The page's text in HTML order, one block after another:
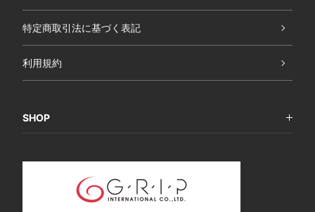
特定商取引法に基づく表記
利用規約
SHOP